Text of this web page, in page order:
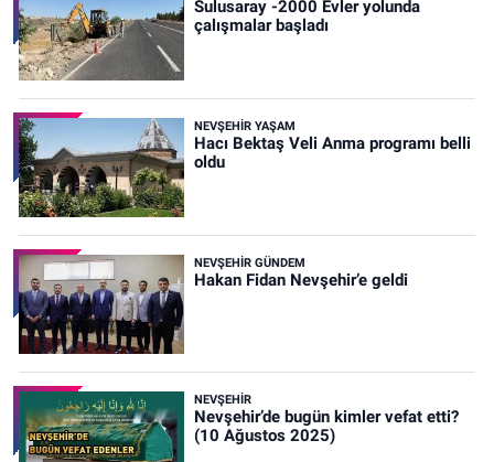
Sulusaray -2000 Evler yolunda
çalışmalar başladı
NEVŞEHIR YAŞAM
Hacı Bektaş Veli Anma programı belli
oldu
NEVŞEHIR GÜNDEM
Hakan Fidan Nevşehir’e geldi
NEVŞEHIR
Nevşehir’de bugün kimler vefat etti?
(10 Ağustos 2025)